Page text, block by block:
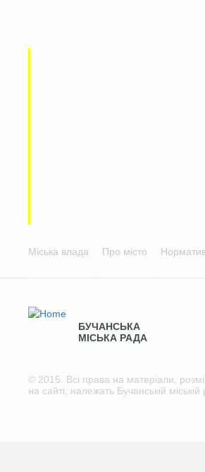
Міська влада Про місто
БУЧАНСЬКА
МІСЬКА РАДА
© 2015. Всі права на матеріали,
на сайті, належать Бучанській міській